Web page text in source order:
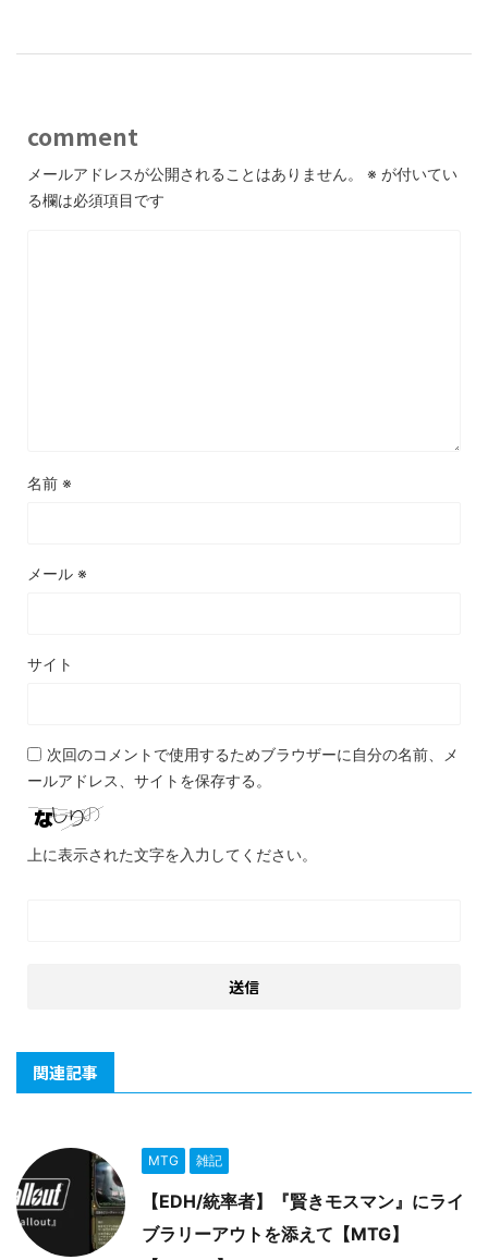
comment
メールアドレスが公開されることはありません。 ※ が付いてい
る欄は必須項目です
名前 ※
メール ※
サイト
次回のコメントで使用するためブラウザーに自分の名前、メ
ールアドレス、サイトを保存する。
上に表示された文字を入力してください。
関連記事
MTG 雑記
【EDH/統率者】『賢きモスマン』にライ
ブラリーアウトを添えて【MTG】